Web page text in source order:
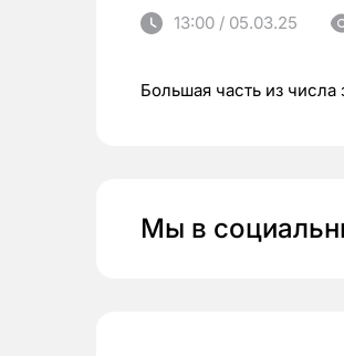
13:00 / 05.03.25
Большая часть из
Мы в